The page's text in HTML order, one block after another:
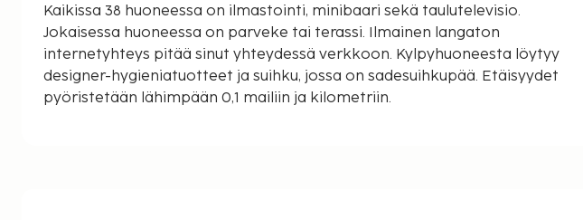
Kaikissa 38 huoneessa on ilmastointi, minibaari sekä taulutelevisio.
Jokaisessa huoneessa on parveke tai terassi. Ilmainen langaton
internetyhteys pitää sinut yhteydessä verkkoon. Kylpyhuoneesta löytyy
designer-hygieniatuotteet ja suihku, jossa on sadesuihkupää. Etäisyydet
pyöristetään lähimpään 0,1 mailiin ja kilometriin.